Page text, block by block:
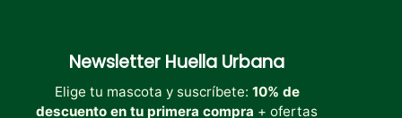
Newsletter Huella Urbana
Elige tu mascota y suscríbete: 10% de
descuento en tu primera compra + ofertas